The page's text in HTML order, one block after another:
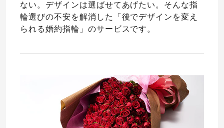
ない。デザインは選ばせてあげたい。そんな指
輪選びの不安を解消した「後でデザインを変え
られる婚約指輪」のサービスです。